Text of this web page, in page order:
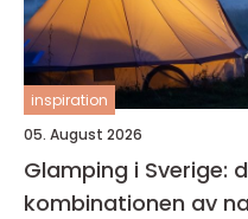
inspiration
05. August 2026
Glamping i Sverige:
kombinationen av